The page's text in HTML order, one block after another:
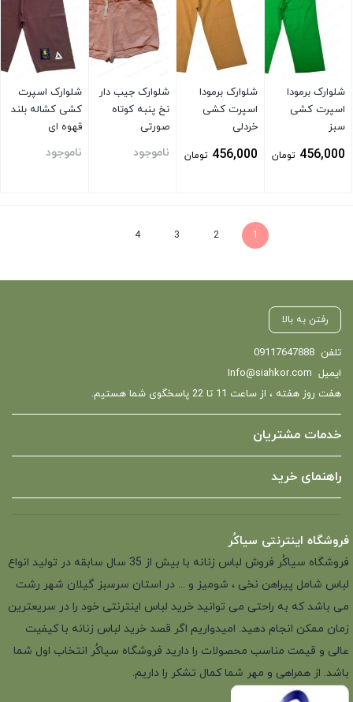
شلوارک برمودا
اسپرت کشی
سبز
456,000 تومان
شلوارک برمودا
اسپرت کشی
خردلی
456,000 تومان
شلوارک جیب دار
نخ پنبه کوتاه
صورتی
ناموجود
شلوارک اسپرت
کشی کشاله بلند
قهوه ای
ناموجود
1
2
3
4
رفتن به بالا
تلفن 09117647888
ایمیل Info@siahkor.com
هفت روز هفته ، از ساعت 11 تا 22 پاسخگوی شما هستیم.
خدمات مشتریان
راهنمای خرید
فروشگاه اینترنتی سیاکُر
فروشگاه سیاکُر فروش لباس زنانه با بیش از 35 سال سابقه در تولید انواع
لباس شامل پیراهن نخی ، شومیز و ... در استان سرسبز گیلان شهر رشت
می باشد که به راحتی می توانید خرید لباس اینترنتی خود را در سریعترین
زمان ممکن انجام دهید. امیدواریم اگر قصد خرید لباس زنانه با کیفیت
عالی و قیمت مناسب محصولات را دارید فروشگاه سیاکُر انتخاب اول شما
باشد. از همراهی و مهر شما کمال تشکر را داریم.